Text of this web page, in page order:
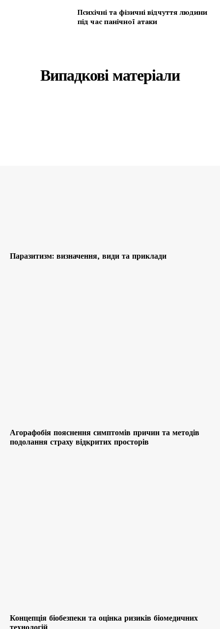
Психічні та фізичні відчуття людини
під час панічної атаки
Випадкові матеріали
Паразитизм: визначення, види та приклади
Агорафобія пояснення симптомів причин та методів
подолання страху відкритих просторів
Концепція біобезпеки та оцінка ризиків біомедичних